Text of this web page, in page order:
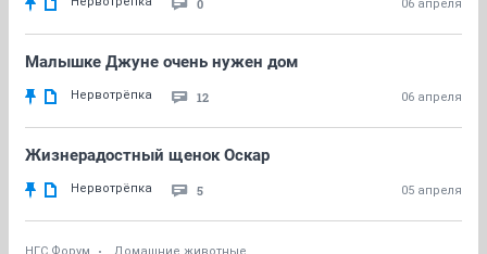
0 06 апреля
Малышке Джуне очень нужен дом
Нервотрёпка 12 06 апреля
Жизнерадостный щенок Оскар
Нервотрёпка 5 05 апреля